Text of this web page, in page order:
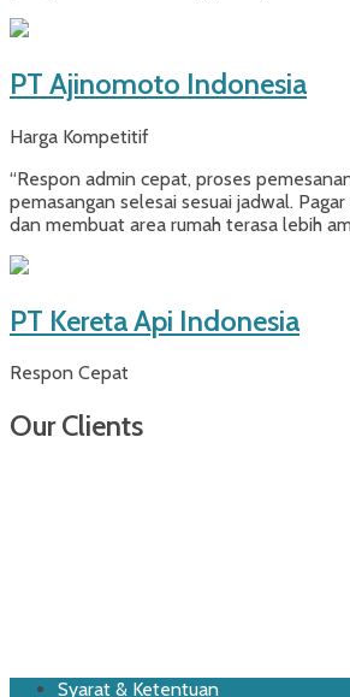
PT Ajinomoto Indonesia
Harga Kompetitif
“Respon admin cepat, proses
pemasangan selesai sesuai jadwal.
dan membuat area rumah terasa lebih
PT Kereta Api Indonesia
Respon Cepat
Our Clients
Skip Syarat & Ketentuan